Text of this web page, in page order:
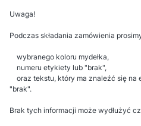
Uwaga!
Podczas składania zamówienia
wybranego koloru mydełka,
numeru etykiety lub "brak",
oraz tekstu, który ma znaleźć się na
"brak".
Brak tych informacji może wydłużyć